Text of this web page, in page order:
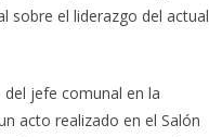
sobre el liderazgo del actual
jefe comunal en la
acto realizado en el Salón